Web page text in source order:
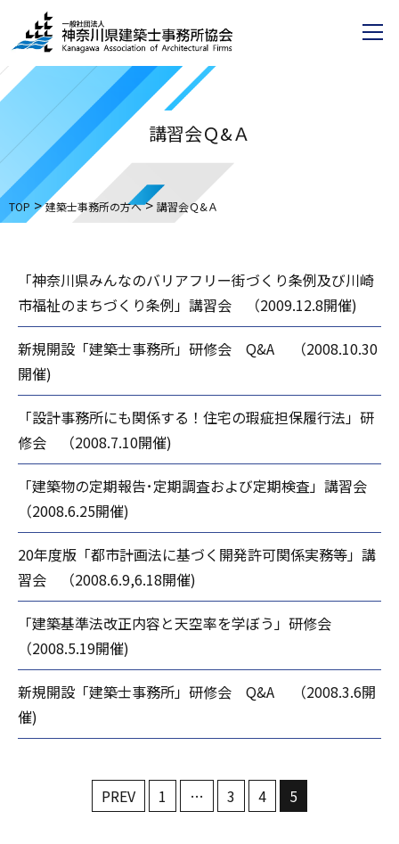
講習会Ｑ&Ａ
TOP >建築士事務所の方へ> 講習会Ｑ&Ａ
「神奈川県みんなのバリアフリー街づくり条例及び川崎
市福祉のまちづくり条例」講習会 （2009.12.8開催)
新規開設「建築士事務所」研修会 Q&A （2008.10.30
開催)
「設計事務所にも関係する！住宅の瑕疵担保履行法」研
修会 （2008.7.10開催)
「建築物の定期報告･定期調査および定期検査」講習会
（2008.6.25開催)
20年度版「都市計画法に基づく開発許可関係実務等」講
習会 （2008.6.9,6.18開催)
「建築基準法改正内容と天空率を学ぼう」研修会
（2008.5.19開催)
新規開設「建築士事務所」研修会 Q&A （2008.3.6開
催)
PREV 1 … 3 4 5